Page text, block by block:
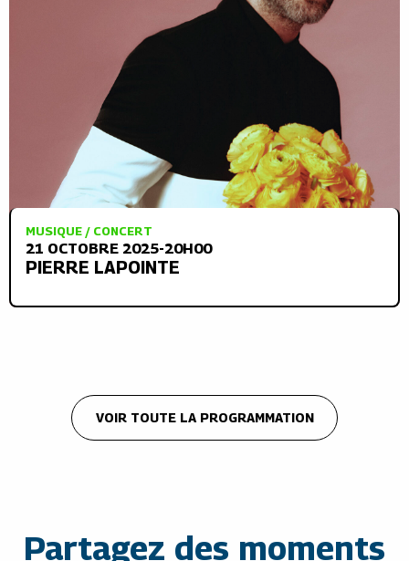
MUSIQUE / CONCERT
21 OCTOBRE 2025-20H00
PIERRE LAPOINTE
VOIR TOUTE LA PROGRAMMATION
Partagez des moments